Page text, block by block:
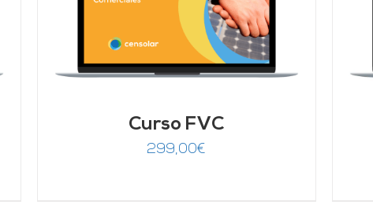
Curso FVC
299,00€
AÑADIR AL CARRITO / DETALLES